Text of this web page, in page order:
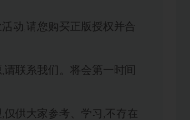
动,请您购买正版授权并合
联系我们。将会第一时间
供大家参考、学习,不存在